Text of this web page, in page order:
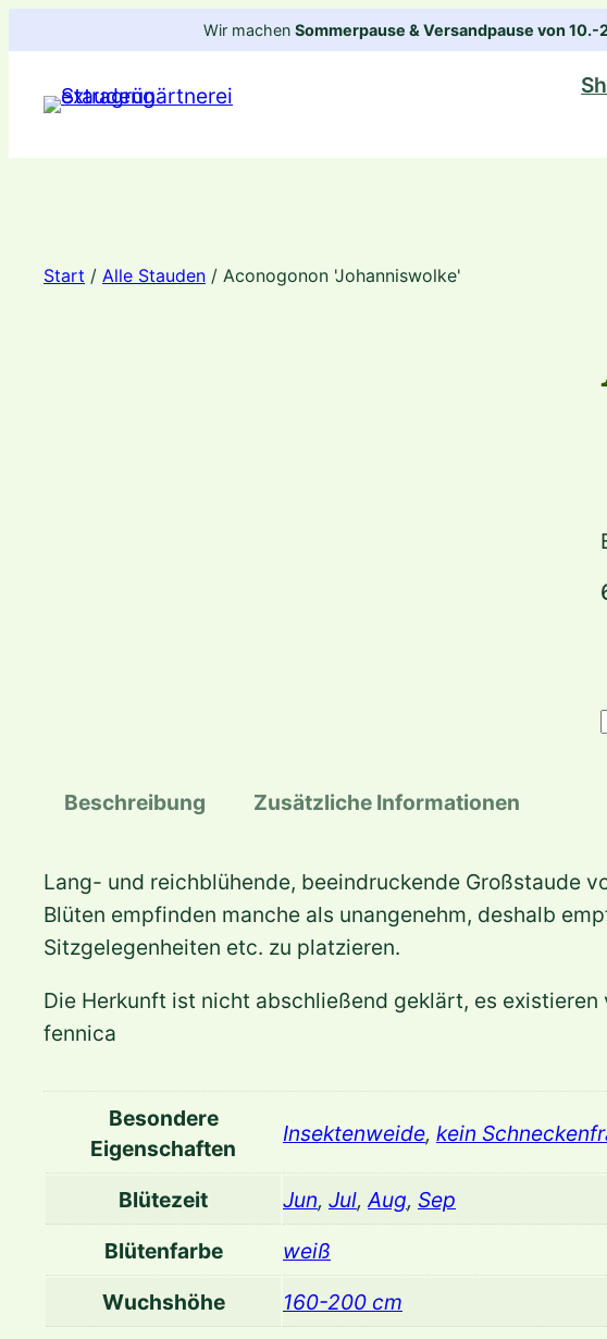
Inhalt
springen
Wir machen Sommerpause & Versandpause von 10.-
Start / Alle Stauden / Aconogonon 'Johanniswolke'
i
Beschreibung Zusätzliche Informationen
Lang- und reichblühende, beeindruckende Großstaude
Blüten empfinden manche als unangenehm, deshalb
Sitzgelegenheiten etc. zu platzieren.
Die Herkunft ist nicht abschließend geklärt, es
fennica
Besondere
Eigenschaften
Insektenweide, kein
Blütezeit Jun, Jul,Aug, Sep
Blütenfarbe
weiß
Wuchshöhe
160-200 cm